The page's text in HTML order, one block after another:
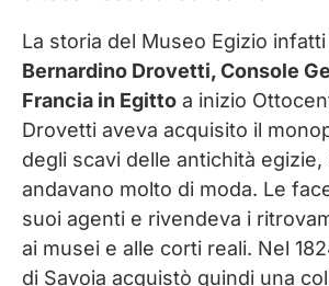
La storia del Museo Egizio
Bernardino Drovetti, Console
Francia in Egitto a inizio
Drovetti aveva acquisito il
degli scavi delle antichità egizie,
andavano molto di moda. Le
suoi agenti e rivendeva i
ai musei e alle corti reali. Nel
di Savoia acquistò quindi una